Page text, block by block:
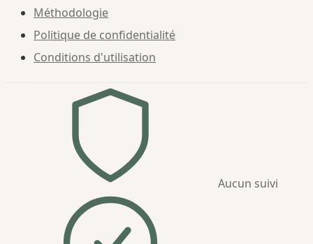
Méthodologie
Politique de confidentialité
Conditions d'utilisation
Aucun suivi